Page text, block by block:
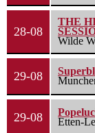
28-08
THE
Wilde
29-08
29-08
Etten-